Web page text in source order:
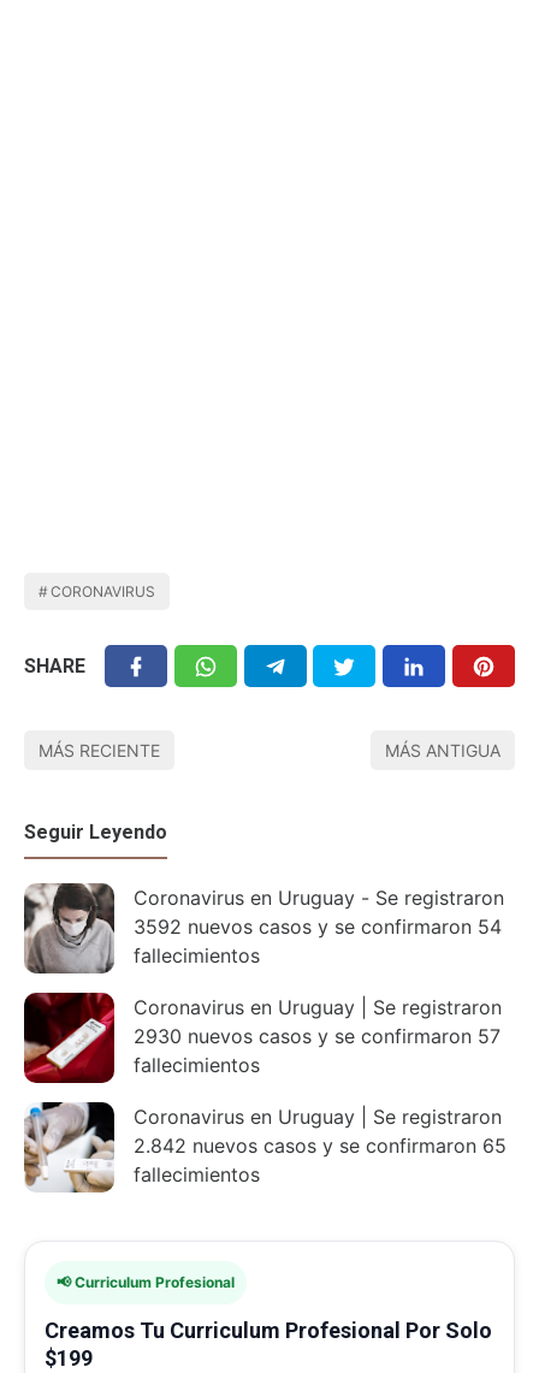
CORONAVIRUS
SHARE
MÁS RECIENTE MÁS ANTIGUA
Seguir Leyendo
Coronavirus en Uruguay - Se registraron
3592 nuevos casos y se confirmaron 54
fallecimientos
Coronavirus en Uruguay | Se registraron
2930 nuevos casos y se confirmaron 57
fallecimientos
Coronavirus en Uruguay | Se registraron
2.842 nuevos casos y se confirmaron 65
fallecimientos
📢 Curriculum Profesional
Creamos Tu Curriculum Profesional Por Solo
$199